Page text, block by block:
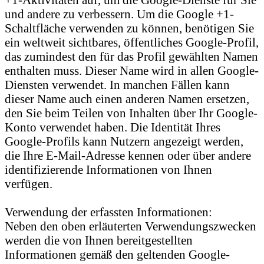
und andere zu verbessern. Um die Google +1-
Schaltfläche verwenden zu können, benötigen Sie
ein weltweit sichtbares, öffentliches Google-Profil,
das zumindest den für das Profil gewählten Namen
enthalten muss. Dieser Name wird in allen Google-
Diensten verwendet. In manchen Fällen kann
dieser Name auch einen anderen Namen ersetzen,
den Sie beim Teilen von Inhalten über Ihr Google-
Konto verwendet haben. Die Identität Ihres
Google-Profils kann Nutzern angezeigt werden,
die Ihre E-Mail-Adresse kennen oder über andere
identifizierende Informationen von Ihnen
verfügen.
Verwendung der erfassten Informationen:
Neben den oben erläuterten Verwendungszwecken
werden die von Ihnen bereitgestellten
Informationen gemäß den geltenden Google-